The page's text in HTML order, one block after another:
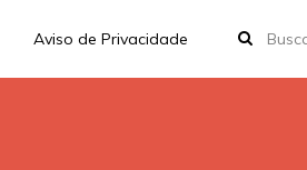
Aviso de Privacidade